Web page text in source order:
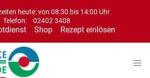
heute: von 08:30 bis 14:00 Uhr
Telefon:
02402 3408
Shop Rezept einlösen